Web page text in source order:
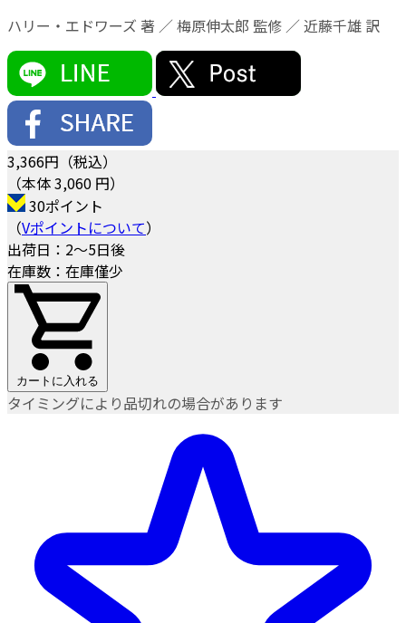
ハリー・エドワーズ 著 ／ 梅原伸太郎 監修 ／ 近藤千雄 訳
3,366円（税込）
（本体 3,060 円）
30ポイント
（Vポイントについて）
出荷日：2～5日後
在庫数：在庫僅少
カートに入れる
タイミングにより品切れの場合があります